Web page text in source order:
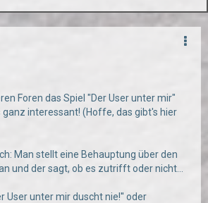
Foren das Spiel "Der User unter mir"
interessant! (Hoffe, das gibt's hier
Man stellt eine Behauptung über den
und der sagt, ob es zutrifft oder nicht...
User unter mir duscht nie!'' oder